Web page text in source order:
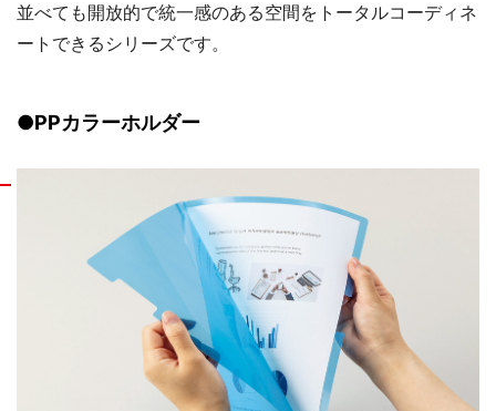
並べても開放的で統一感のある空間をトータルコーディネ
ートできるシリーズです。
●PPカラーホルダー